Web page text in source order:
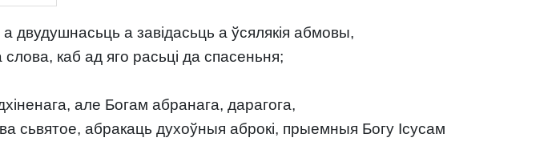
двудушнасьць а завідасьць а ўсялякія абмовы,
каб ад яго расьці да спасеньня;
але Богам абранага, дарагога,
сьвятое, абракаць духоўныя аброкі, прыемныя Богу Ісусам